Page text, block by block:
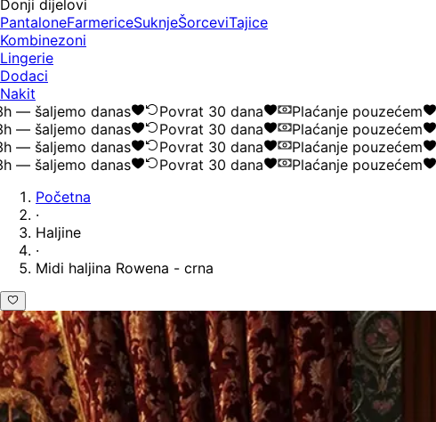
Donji dijelovi
PantaloneFarmericeSuknjeŠorceviTajice
Kombinezoni
Lingerie
Dodaci
Nakit
danas
Povrat 30 dana
Plaćanje pouzećem
danas
Povrat 30 dana
Plaćanje pouzećem
danas
Povrat 30 dana
Plaćanje pouzećem
danas
Povrat 30 dana
Plaćanje pouzećem
Početna
·
Haljine
·
Midi haljina Rowena - crna